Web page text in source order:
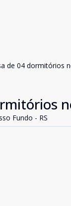
de 04 dormitórios
Fundo - RS